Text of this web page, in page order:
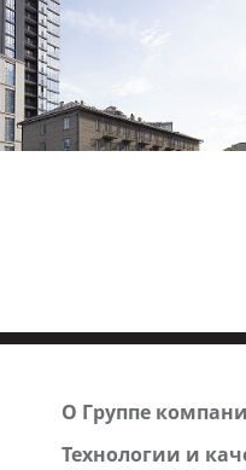
О Группе
Технологии и